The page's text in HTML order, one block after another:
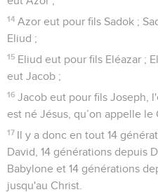
14 Azor eut pour fils Sadok ;
Eliud ;
15 Eliud eut pour fils Eléazar ;
eut Jacob ;
16 Jacob eut pour fils Joseph,
est né Jésus, qu’on appelle le
17 Il y a donc en tout 14
David, 14 générations depuis
Babylone et 14 générations
jusqu'au Christ.